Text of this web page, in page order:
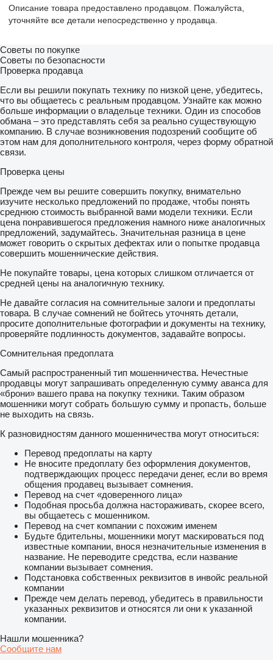
Описание товара предоставлено продавцом. Пожалуйста,
уточняйте все детали непосредственно у продавца.
Советы по покупке
Советы по безопасности
Проверка продавца
Если вы решили покупать технику по низкой цене, убедитесь,
что вы общаетесь с реальным продавцом. Узнайте как можно
больше информации о владельце техники. Один из способов
обмана – это представлять себя за реально существующую
компанию. В случае возникновения подозрений сообщите об
этом нам для дополнительного контроля, через форму обратной
связи.
Проверка цены
Прежде чем вы решите совершить покупку, внимательно
изучите несколько предложений по продаже, чтобы понять
среднюю стоимость выбранной вами модели техники. Если
цена понравившегося предложения намного ниже аналогичных
предложений, задумайтесь. Значительная разница в цене
может говорить о скрытых дефектах или о попытке продавца
совершить мошеннические действия.
Не покупайте товары, цена которых слишком отличается от
средней цены на аналогичную технику.
Не давайте согласия на сомнительные залоги и предоплаты
товара. В случае сомнений не бойтесь уточнять детали,
просите дополнительные фотографии и документы на технику,
проверяйте подлинность документов, задавайте вопросы.
Сомнительная предоплата
Самый распространенный тип мошенничества. Нечестные
продавцы могут запрашивать определенную сумму аванса для
«брони» вашего права на покупку техники. Таким образом
мошенники могут собрать большую сумму и пропасть, больше
не выходить на связь.
К разновидностям данного мошенничества могут относиться:
Перевод предоплаты на карту
Не вносите предоплату без оформления документов,
подтверждающих процесс передачи денег, если во время
общения продавец вызывает сомнения.
Перевод на счет «доверенного лица»
Подобная просьба должна настораживать, скорее всего,
вы общаетесь с мошенником.
Перевод на счет компании с похожим именем
Будьте бдительны, мошенники могут маскироваться под
известные компании, внося незначительные изменения в
название. Не переводите средства, если название
компании вызывает сомнения.
Подстановка собственных реквизитов в инвойс реальной
компании
Прежде чем делать перевод, убедитесь в правильности
указанных реквизитов и относятся ли они к указанной
компании.
Нашли мошенника?
Сообщите нам